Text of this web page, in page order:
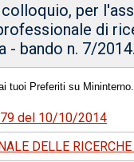
per
di
- bando n. 7/
tuoi Preferiti su Mininterno.
del 10/10/2014
DELLE